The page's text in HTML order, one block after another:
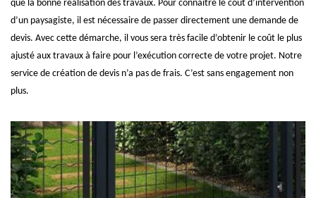
que la bonne réalisation des travaux. Pour connaitre le coût d’intervention
d’un paysagiste, il est nécessaire de passer directement une demande de
devis. Avec cette démarche, il vous sera très facile d’obtenir le coût le plus
ajusté aux travaux à faire pour l’exécution correcte de votre projet. Notre
service de création de devis n’a pas de frais. C’est sans engagement non
plus.